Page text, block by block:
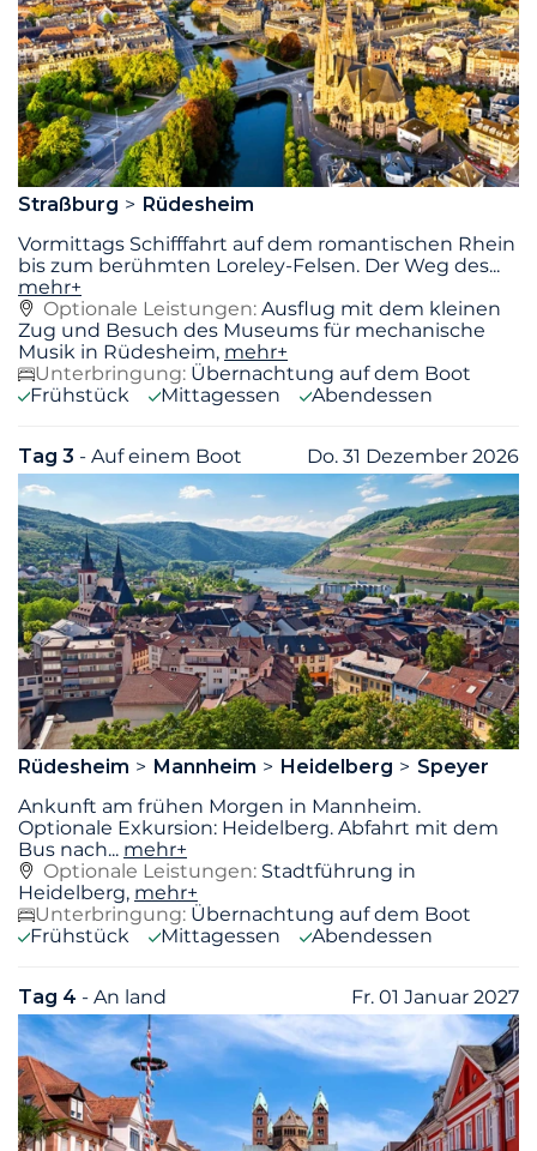
Straßburg
Rüdesheim
Vormittags Schifffahrt auf dem romantischen Rhein
bis zum berühmten Loreley-Felsen. Der Weg des...
mehr+
Optionale Leistungen: Ausflug mit dem kleinen
Zug und Besuch des Museums für mechanische
Musik in Rüdesheim, mehr+
Unterbringung: Übernachtung auf dem Boot
Frühstück
Mittagessen Abendessen
Tag 3 - Auf einem Boot Do. 31 Dezember 2026
Rüdesheim Mannheim Heidelberg
Speyer
Ankunft am frühen Morgen in Mannheim.
Optionale Exkursion: Heidelberg. Abfahrt mit dem
Bus nach... mehr+
Optionale Leistungen: Stadtführung in
Heidelberg, mehr+
Unterbringung: Übernachtung auf dem Boot
Frühstück
Mittagessen Abendessen
Tag 4 - An land Fr. 01 Januar 2027